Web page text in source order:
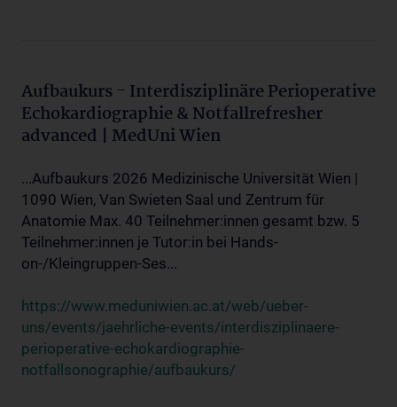
Aufbaukurs - Interdisziplinäre Perioperative
Echokardiographie & Notfallrefresher
advanced | MedUni Wien
...Aufbaukurs 2026 Medizinische Universität Wien |
1090 Wien, Van Swieten Saal und Zentrum für
Anatomie Max. 40 Teilnehmer:innen gesamt bzw. 5
Teilnehmer:innen je Tutor:in bei Hands-
on-/Kleingruppen-Ses...
https://www.meduniwien.ac.at/web/ueber-
uns/events/jaehrliche-events/interdisziplinaere-
perioperative-echokardiographie-
notfallsonographie/aufbaukurs/